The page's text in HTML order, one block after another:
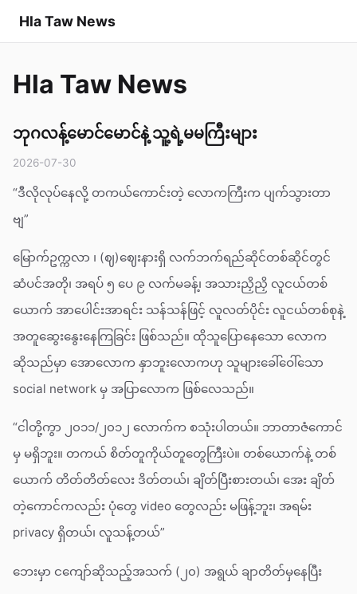
Hla Taw News
Hla Taw News
ဘုဂလန့်မောင်မောင်နဲ့ သူ့ရဲ့မမကြီးများ
2026-07-30
“ဒီလိုလုပ်နေလို့ တကယ်ကောင်းတဲ့ လောကကြီးက ပျက်သွားတာ
ဗျ”
မြောက်ဥက္ကလာ ၊ (ဈ)ဈေးနားရှိ လက်ဘက်ရည်ဆိုင်တစ်ဆိုင်တွင်
ဆံပင်အတို၊ အရပ် ၅ ပေ ၉ လက်မခန့်၊ အသားညှိညှိ လူငယ်တစ်
ယောက် အာပေါင်းအာရင်း သန်သန်ဖြင့် လူလတ်ပိုင်း လူငယ်တစ်စုနဲ့
အတူဆွေးနွေးနေကြခြင်း ဖြစ်သည်။ ထိုသူပြောနေသော လောက
ဆိုသည်မှာ အောလောက နှာဘူးလောကဟု သူများခေါ်ဝေါ်သော
social network မှ အပြာလောက ဖြစ်လေသည်။
“ငါတို့ကွာ ၂၀၁၁/၂၀၁၂ လောက်က စသုံးပါတယ်။ ဘာတာဇံကောင်
မှ မရှိဘူး။ တကယ် စိတ်တူကိုယ်တူတွေကြီးပဲ။ တစ်ယောက်နဲ့ တစ်
ယောက် တိတ်တိတ်လေး ဒိတ်တယ်၊ ချိတ်ပြီးစားတယ်၊ အေး ချိတ်
တဲ့ကောင်ကလည်း ပုံတွေ video တွေလည်း မဖြန့်ဘူး၊ အရမ်း
privacy ရှိတယ်၊ လူသန့်တယ်”
ဘေးမှာ ငကျော်ဆိုသည့်အသက် (၂၀) အရွယ် ချာတိတ်မှနေပြီး